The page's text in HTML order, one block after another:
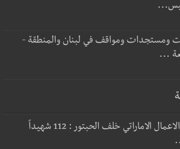
ومستجدات ومواقف في لبنان والمنطقة -
...
رجل الاعمال الاماراتي خلف الحبتور : 112 شهيداً